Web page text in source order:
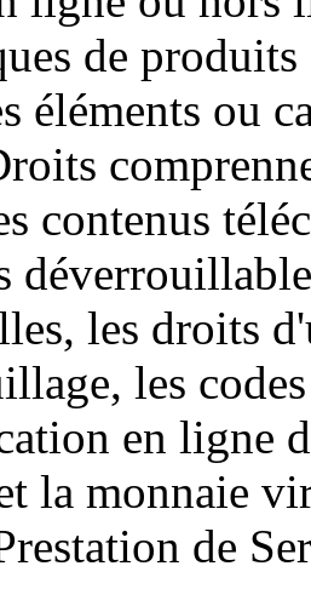
de
éléments ou
contenus
les droits
les
en ligne
la monnaie
de